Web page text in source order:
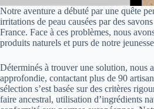
Notre aventure a débuté par une quête
irritations de peau causées par des
France. Face à ces problèmes, nous
produits naturels et purs de notre
Déterminés à trouver une solution, nous
approfondie, contactant plus de 90
sélection s’est basée sur des critères
faire ancestral, utilisation d’ingrédients